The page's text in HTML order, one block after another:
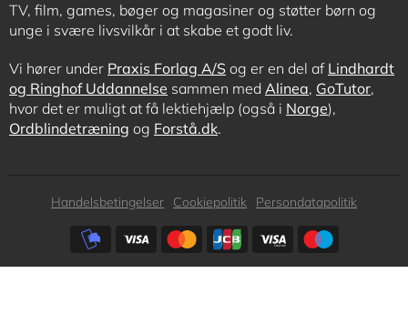
TV, film, games, bøger og magasiner og støtter børn og
unge i svære livsvilkår i at skabe et godt liv.
Vi hører under Praxis Forlag A/S og er en del af Lindhardt
og Ringhof Uddannelse sammen med Alinea, GoTutor,
hvor det er muligt at få lektiehjælp (også i Norge),
Ordblindetræning og Forstå.dk.
Subfooter
Handelsbetingelser Cookiepolitik
Persondatapolitik
Subfooter
payment
options